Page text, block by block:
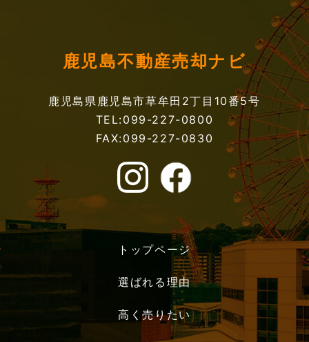
鹿児島不動産売却ナビ
鹿児島県鹿児島市草牟田2丁目10番5号
TEL:099-227-0800
FAX:099-227-0830
トップページ
選ばれる理由
高く売りたい